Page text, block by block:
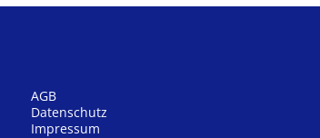
AGB
Datenschutz
Impressum